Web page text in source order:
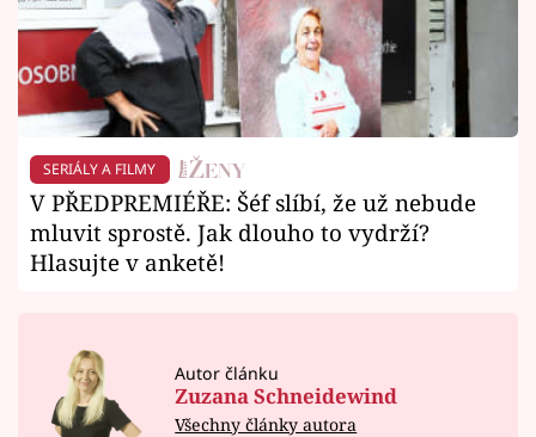
SERIÁLY A FILMY
V PŘEDPREMIÉŘE: Šéf slíbí, že už nebude
mluvit sprostě. Jak dlouho to vydrží?
Hlasujte v anketě!
Autor článku
Zuzana Schneidewind
Všechny články autora